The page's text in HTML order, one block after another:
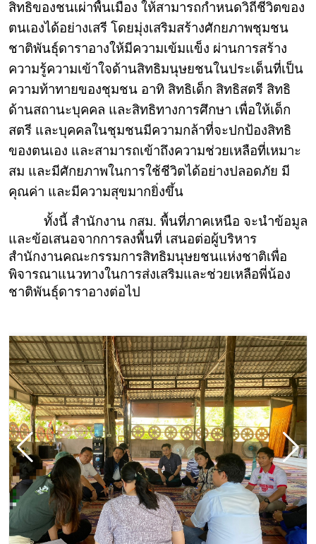
สิทธิของชนเผ่าพื้นเมือง ให้สามารถกำหนดวิถีชีวิตของ
ตนเองได้อย่างเสรี โดยมุ่งเสริมสร้างศักยภาพชุมชน
ชาติพันธุ์ดาราอางให้มีความเข้มแข็ง ผ่านการสร้าง
ความรู้ความเข้าใจด้านสิทธิมนุษยชนในประเด็นที่เป็น
ความท้าทายของชุมชน อาทิ สิทธิเด็ก สิทธิสตรี สิทธิ
ด้านสถานะบุคคล และสิทธิทางการศึกษา เพื่อให้เด็ก
สตรี และบุคคลในชุมชนมีความกล้าที่จะปกป้องสิทธิ
ของตนเอง และสามารถเข้าถึงความช่วยเหลือที่เหมาะ
สม และมีศักยภาพในการใช้ชีวิตได้อย่างปลอดภัย มี
คุณค่า และมีความสุขมากยิ่งขึ้น
ทั้งนี้ สำนักงาน กสม. พื้นที่ภาคเหนือ จะนำข้อมูล
และข้อเสนอจากการลงพื้นที่ เสนอต่อผู้บริหาร
สำนักงานคณะกรรมการสิทธิมนุษยชนแห่งชาติเพื่อ
พิจารณาแนวทางในการส่งเสริมและช่วยเหลือพี่น้อง
ชาติพันธุ์ดาราอางต่อไป